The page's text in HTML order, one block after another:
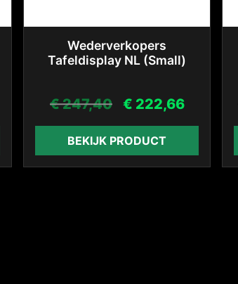
Wederverkopers
Tafeldisplay NL (Small)
€247,40 € 222,66
BEKIJK PRODUCT